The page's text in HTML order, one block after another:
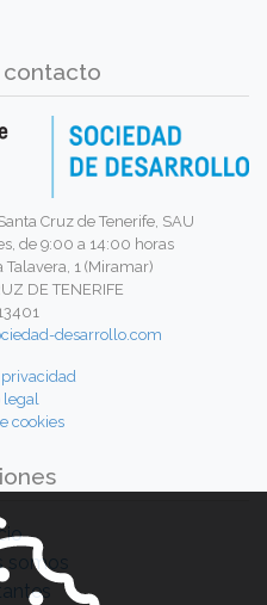
contacto
Cruz de Tenerife, SAU
de 9:00 a 14:00 horas
1 (Miramar)
DE TENERIFE
desarrollo.com
legal
cookies
somos